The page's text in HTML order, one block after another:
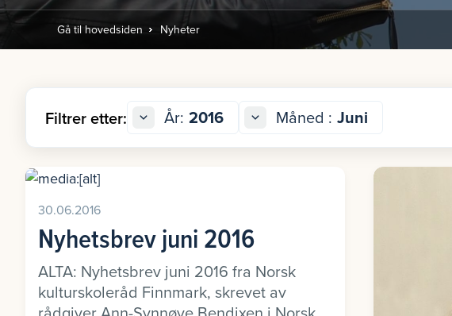
Gå til hovedsiden Nyheter
Filtrer etter: År: 2016 Måned : Juni
30.06.2016
Nyhetsbrev juni 2016
ALTA: Nyhetsbrev juni 2016 fra Norsk
kulturskoleråd Finnmark, skrevet av